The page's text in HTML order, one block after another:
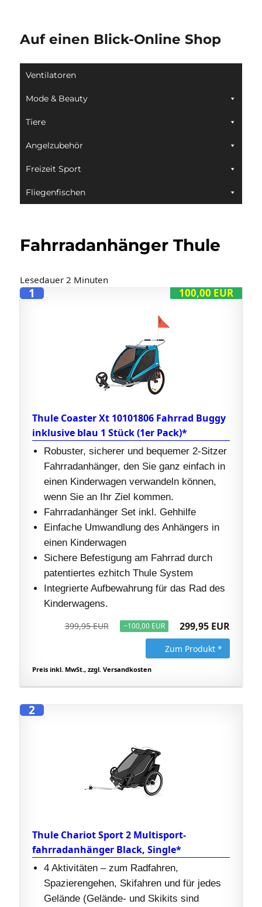
Auf einen Blick-Online Shop
Ventilatoren
Mode & Beauty
Tiere
Angelzubehör
Freizeit Sport
Fliegenfischen
Fahrradanhänger Thule
Lesedauer 2 Minuten
100,00 EUR
1
Thule Coaster Xt 10101806 Fahrrad Buggy
inklusive blau 1 Stück (1er Pack)*
Robuster, sicherer und bequemer 2-Sitzer
Fahrradanhänger, den Sie ganz einfach in
einen Kinderwagen verwandeln können,
wenn Sie an Ihr Ziel kommen.
Fahrradanhänger Set inkl. Gehhilfe
Einfache Umwandlung des Anhängers in
einen Kinderwagen
Sichere Befestigung am Fahrrad durch
patentiertes ezhitch Thule System
Integrierte Aufbewahrung für das Rad des
Kinderwagens.
399,95 EUR −100,00 EUR 299,95 EUR
Zum Produkt *
Preis inkl. MwSt., zzgl. Versandkosten
2
Thule Chariot Sport 2 Multisport-
fahrradanhänger Black, Single*
4 Aktivitäten – zum Radfahren,
Spazierengehen, Skifahren und für jedes
Gelände (Gelände- und Skikits sind